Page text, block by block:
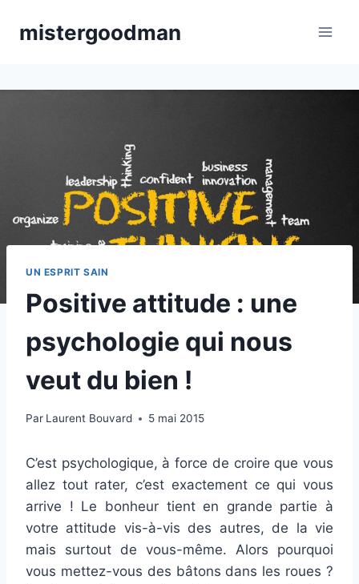
mistergoodman
UN ESPRIT SAIN
Positive attitude : une
psychologie qui nous
veut du bien !
Par Laurent Bouvard 5 mai 2015
C’est psychologique, à force de croire que vous
allez tout rater, c’est exactement ce qui vous
arrive ! Le bonheur tient en grande partie à
votre attitude vis-à-vis des autres, de la vie
mais surtout de vous-même. Alors pourquoi
vous mettez-vous des bâtons dans les roues ?